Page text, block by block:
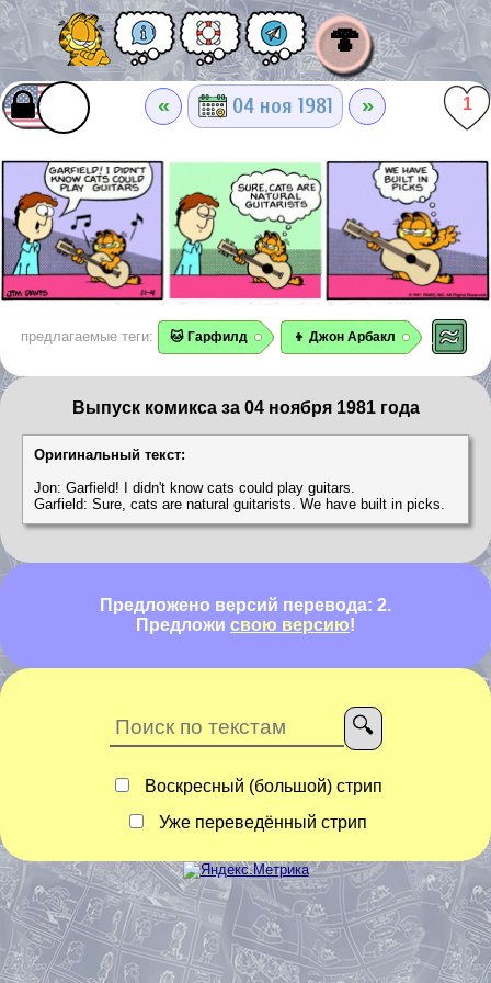
🍄
« 04 ноя 1981 » 1
предлагаемые теги: 🐱 Гарфилд 👦 Джон Арбакл
Выпуск комикса за 04 ноября 1981 года
Оригинальный текст:
Jon: Garfield! I didn't know cats could play guitars.
Garfield: Sure, cats are natural guitarists. We have built in picks.
Предложено версий перевода: 2.
Предложи свою версию!
Воскресный (большой) стрип
Уже переведённый стрип